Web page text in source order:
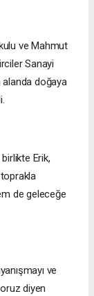
ve Mahmut
Sanayi
alanda doğaya
Erik,
toprakla
de geleceğe
ve
diyen